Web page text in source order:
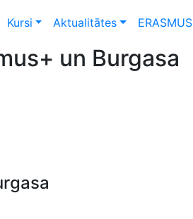
Kursi Aktualitātes ERASMUS
un Burgasa